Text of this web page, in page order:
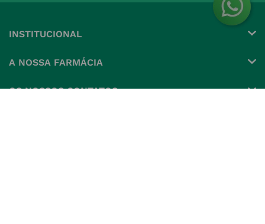
INSTITUCIONAL
A NOSSA FARMÁCIA
OS NOSSOS CONTATOS